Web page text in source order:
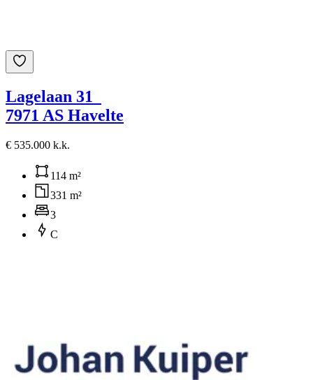
Lagelaan 31
7971 AS Havelte
€ 535.000 k.k.
114 m²
331 m²
3
C